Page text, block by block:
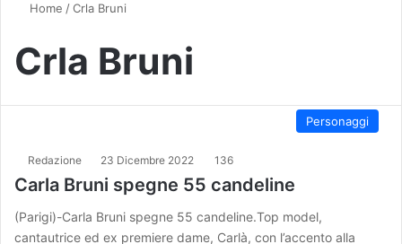
Home /Crla Bruni
Crla Bruni
Personaggi
Redazione 23 Dicembre 2022 136
Carla Bruni spegne 55 candeline
(Parigi)-Carla Bruni spegne 55 candeline.Top model,
cantautrice ed ex premiere dame, Carlà, con l’accento alla